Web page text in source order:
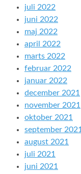
juli 2022
juni 2022
maj 2022
april 2022
marts 2022
februar 2022
januar 2022
december 2021
november 2021
oktober 2021
september 2021
august 2021
juli 2021
juni 2021